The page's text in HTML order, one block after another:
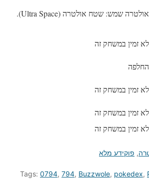
אולטרה שמש: שטח אולטרה (Ultra Space).
לא זמין במשחק זה
החלפה
לא זמין במשחק זה
לא זמין במשחק זה
לא זמין במשחק זה
, פוקידע מלא
Tags: 0794, 794, Buzzwole, pokedex,